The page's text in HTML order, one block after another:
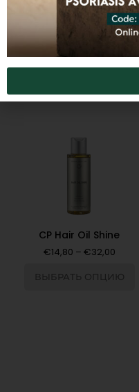
The Pure Cleansing Oil
13,80 39,80
CP Hair Oil Shine
€14,80 – €32,00
ВЫБРАТЬ ОПЦИЮ